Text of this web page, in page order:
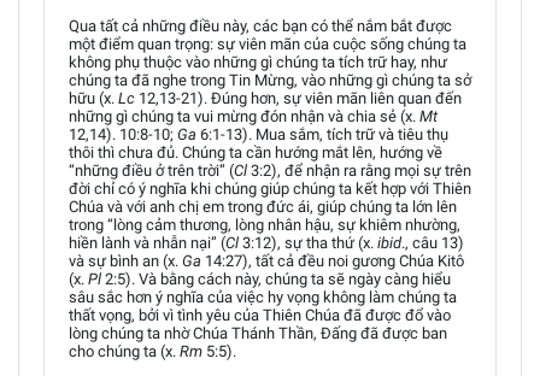
Qua tất cả những điều này, các bạn có thể nắm bắt được
một điểm quan trọng: sự viên mãn của cuộc sống chúng ta
không phụ thuộc vào những gì chúng ta tích trữ hay, như
chúng ta đã nghe trong Tin Mừng, vào những gì chúng ta sở
hữu (x. Lc 12,13-21). Đúng hơn, sự viên mãn liên quan đến
những gì chúng ta vui mừng đón nhận và chia sẻ (x. Mt
12,14). 10:8-10; Ga 6:1-13). Mua sắm, tích trữ và tiêu thụ
thôi thì chưa đủ. Chúng ta cần hướng mắt lên, hướng về
“những điều ở trên trời” (Cl 3:2), để nhận ra rằng mọi sự trên
đời chỉ có ý nghĩa khi chúng giúp chúng ta kết hợp với Thiên
Chúa và với anh chị em trong đức ái, giúp chúng ta lớn lên
trong “lòng cảm thương, lòng nhân hậu, sự khiêm nhường,
hiền lành và nhẫn nại” (Cl 3:12), sự tha thứ (x. ibid., câu 13)
và sự bình an (x. Ga 14:27), tất cả đều noi gương Chúa Kitô
(x. Pl 2:5). Và bằng cách này, chúng ta sẽ ngày càng hiểu
sâu sắc hơn ý nghĩa của việc hy vọng không làm chúng ta
thất vọng, bởi vì tình yêu của Thiên Chúa đã được đổ vào
lòng chúng ta nhờ Chúa Thánh Thần, Đấng đã được ban
cho chúng ta (x. Rm 5:5).